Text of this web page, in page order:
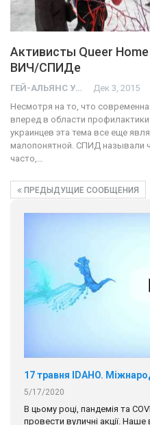
Активисты Queer
ВИЧ/СПИДе
ГЕЙ-АЛЬЯНС УКРАИНА Дек 3, 2015
Несмотря на то, что
вперед в области
украинцев эта тема все еще
малопонятной. СПИД называли
часто,…
ПРЕДЫДУЩИЕ СООБЩЕНИЯ
5/17/2020
В цьому році, пандемія та
провести вуличні акції.